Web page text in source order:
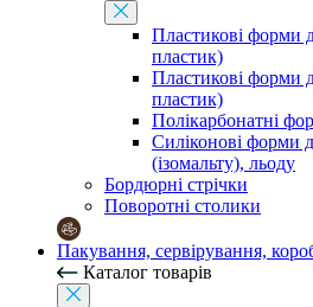
Пластикові форми
пластик)
Пластикові форми
пластик)
Полікарбонатні
Силіконові форми
(ізомальту), льоду
Бордюрні стрічки
Поворотні столики
Пакування, сервірування,
Каталог товарів